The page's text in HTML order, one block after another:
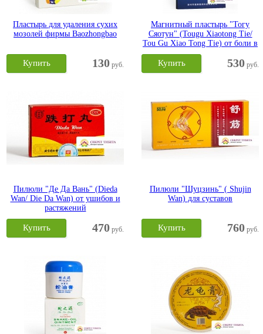
Пластырь для удаления сухих
мозолей фирмы Baozhongbao
130 руб.
Купить
Магнитный пластырь "Тогу
Сяотун" (Tougu Xiaotong Tie/
Tou Gu Xiao Tong Tie) от боли в
суставах
530 руб.
Купить
Пилюли "Де Да Вань" (Dieda
Wan/ Die Da Wan) от ушибов и
растяжений
470 руб.
Купить
Пилюли "Шуцзинь" ( Shujin
Wan) для суставов
760 руб.
Купить